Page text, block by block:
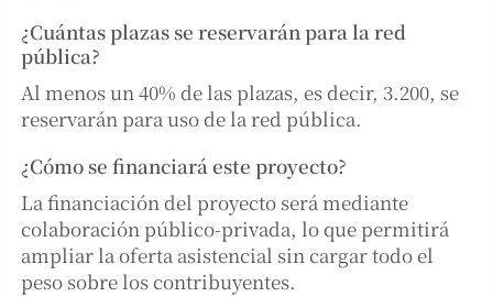
¿Cuántas plazas se reservarán para la red
pública?
Al menos un 40% de las plazas, es decir, 3.200, se
reservarán para uso de la red pública.
¿Cómo se financiará este proyecto?
La financiación del proyecto será mediante
colaboración público-privada, lo que permitirá
ampliar la oferta asistencial sin cargar todo el
peso sobre los contribuyentes.